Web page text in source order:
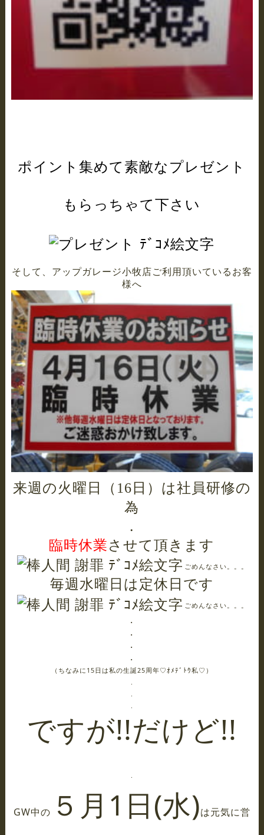
ポイント集めて素敵なプレゼント
もらっちゃて下さい
そして、アップガレージ小牧店ご利用頂いているお客
様へ
来週の火曜日（ 16日） は社員研修の
為
.
臨時休業させて頂きます
ごめんなさい。。。
毎週水曜日は定休日です
ごめんなさい。。。
.
.
.
.
（ちなみに15日は私の生誕25周年♡ｵﾒﾃﾞﾄｳ私♡）
ですが!!だけど!!
GW中の ５月1日(水)は元気に営